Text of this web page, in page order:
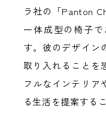
ラ社の「Panton
一体成型の椅子
す。彼のデザイン
取り入れることを
フルなインテリア
る生活を提案する